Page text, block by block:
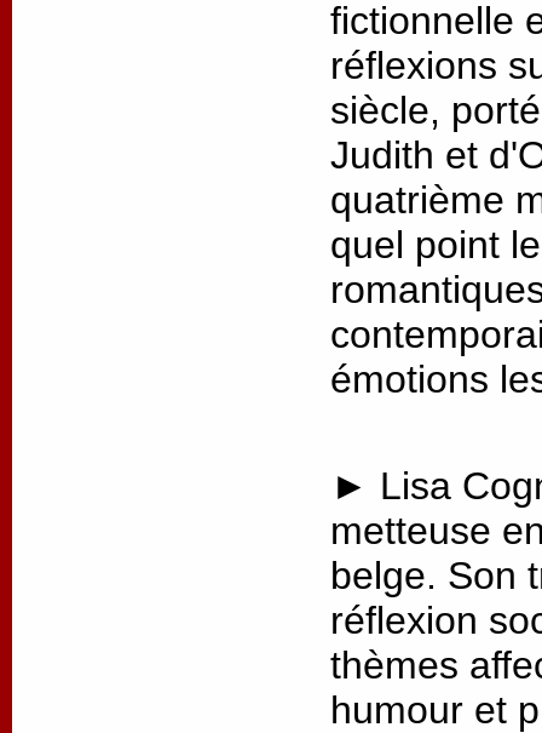
fictionnelle
réflexions
siècle,
Judith et
quatrième
quel point
émotions
► Lisa
metteuse
belge. Son
réflexion
thèmes
humour et